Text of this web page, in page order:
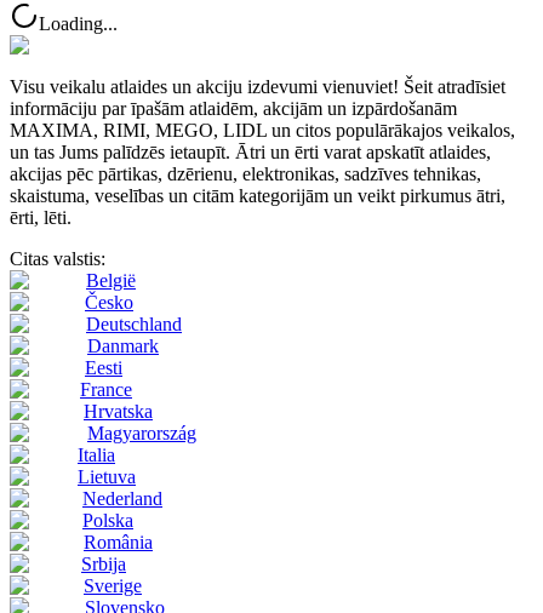
Loading...
Visu veikalu atlaides un akciju izdevumi vienuviet! Šeit atradīsiet
informāciju par īpašām atlaidēm, akcijām un izpārdošanām
MAXIMA, RIMI, MEGO, LIDL un citos populārākajos veikalos,
un tas Jums palīdzēs ietaupīt. Ātri un ērti varat apskatīt atlaides,
akcijas pēc pārtikas, dzērienu, elektronikas, sadzīves tehnikas,
skaistuma, veselības un citām kategorijām un veikt pirkumus ātri,
ērti, lēti.
Citas valstis:
België
Česko
Deutschland
Danmark
Eesti
France
Hrvatska
Magyarország
Italia
Lietuva
Nederland
Polska
România
Srbija
Sverige
Slovensko